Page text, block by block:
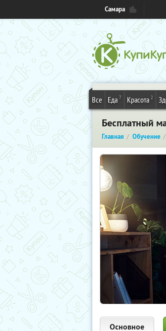
Самара
Все Еда 7 Красота 2
Бесплатный
Главная Обучение
Основное